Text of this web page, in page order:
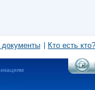
Кто есть кто?